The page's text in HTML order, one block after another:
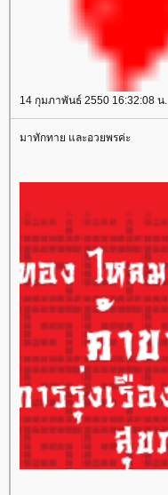
14 กุมภาพันธ์ 2550 16:32:08 น.
มาทักทาย และอวยพรค่ะ